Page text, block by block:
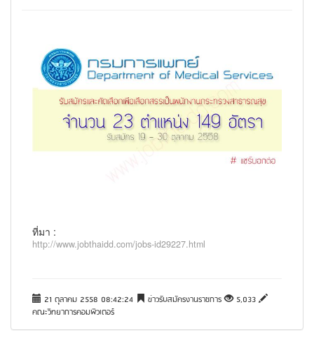
ที่มา :
http://www.jobthaidd.com/jobs-id29227.html
21 ตุลาคม 2558 08:42:24 ข่าวรับสมัครงานราชการ
5,033
คณะวิทยาการคอมพิวเตอร์